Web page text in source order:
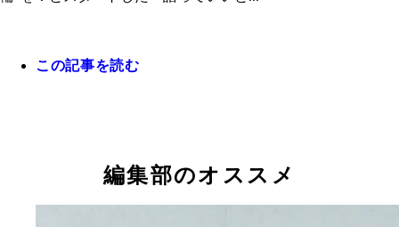
この記事を読む
編集部のオススメ